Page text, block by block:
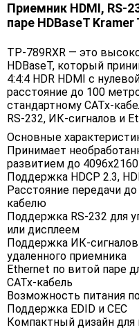
Приемник HDMI, RS-
паре HDBaseT Kramer
TP-789RXR — это
HDBaseT, который
4:4:4 HDR HDMI с
расстояние до 100
стандартному CATx-
RS-232, ИК-сигналов и
Основные
Принимает
развитием до
Поддержка HDCP 2.3,
Расстояние передачи
кабелю
Поддержка RS-232 для
или дисплеем
Поддержка ИК-
удаленного приемника
Ethernet по витой паре
CATx-кабель
Возможность питания
Поддержка EDID и CEC
Компактный дизайн для